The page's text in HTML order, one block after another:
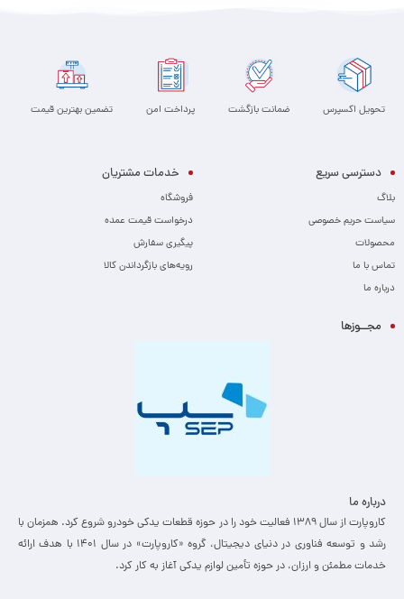
تحویل اکسپرس ضمانت بازگشت پرداخت امن تضمین بهترین قیمت
دسترسی سریع
بلاگ
سیاست حریم خصوصی
محصولات
تماس با ما
درباره ما
خدمات مشتریان
فروشگاه
درخواست قیمت عمده
پیگیری سفارش
رویه‌های بازگرداندن کالا
مجــوزها
درباره ما
کاروپارت از سال ۱۳۸۹ فعالیت خود را در حوزه قطعات یدکی خودرو شروع کرد. همزمان با
رشد و توسعه فناوری در دنیای دیجیتال، گروه «کاروپارت» در سال ۱۴۰۱ با هدف ارائه
خدمات مطمئن و ارزان، ­در حوزه تأمین لوازم یدکی آغاز به کار کرد.